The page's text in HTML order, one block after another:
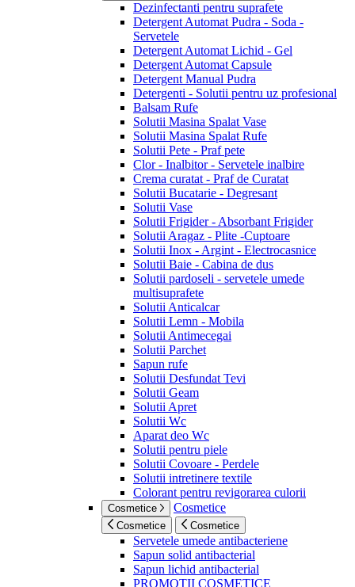
Dezinfectanti pentru suprafete
Detergent Automat Pudra - Soda -
Servetele
Detergent Automat Lichid - Gel
Detergent Automat Capsule
Detergent Manual Pudra
Detergenti - Solutii pentru uz profesional
Balsam Rufe
Solutii Masina Spalat Vase
Solutii Masina Spalat Rufe
Solutii Pete - Praf pete
Clor - Inalbitor - Servetele inalbire
Crema curatat - Praf de Curatat
Solutii Bucatarie - Degresant
Solutii Vase
Solutii Frigider - Absorbant Frigider
Solutii Aragaz - Plite -Cuptoare
Solutii Inox - Argint - Electrocasnice
Solutii Baie - Cabina de dus
Solutii pardoseli - servetele umede
multisuprafete
Solutii Anticalcar
Solutii Lemn - Mobila
Solutii Antimecegai
Solutii Parchet
Sapun rufe
Solutii Desfundat Tevi
Solutii Geam
Solutii Apret
Solutii Wc
Aparat deo Wc
Solutii pentru piele
Solutii Covoare - Perdele
Solutii intretinere textile
Colorant pentru revigorarea culorii
Cosmetice Cosmetice
Cosmetice Cosmetice
Servetele umede antibacteriene
Sapun solid antibacterial
Sapun lichid antibacterial
PROMOTII COSMETICE